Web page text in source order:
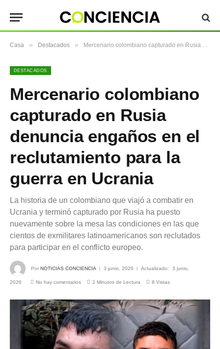
Casa » Destacados » Mercenario colombiano capturado en Rusia denuncia engaños en el reclutamiento para la guerra en Ucrania
DESTACADOS
Mercenario colombiano
capturado en Rusia
denuncia engaños en el
reclutamiento para la
guerra en Ucrania
La historia de un colombiano que viajó a combatir en
Ucrania y terminó capturado por Rusia ha puesto
nuevamente sobre la mesa las condiciones en las que
cientos de exmilitares latinoamericanos son reclutados
para participar en el conflicto europeo.
Por NOTICIAS CONCIENCIA 3 junio, 2026 Actualizado: 3 junio,
2026 No hay comentarios 2 Minutos de Lectura 8 Vistas